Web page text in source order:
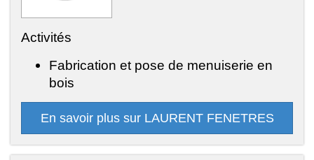
Activités
Fabrication et pose de menuiserie en
bois
En savoir plus sur LAURENT FENETRES